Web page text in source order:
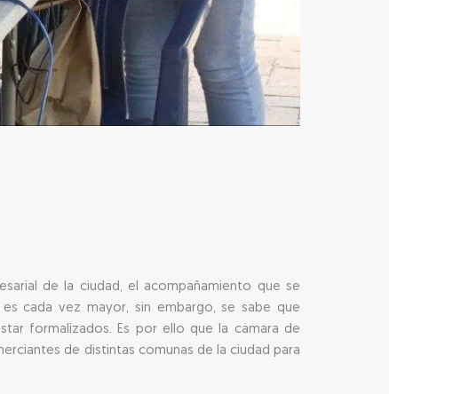
de la ciudad, el acompañamiento que se
cada vez mayor, sin embargo, se sabe que
formalizados. Es por ello que la cámara de
de distintas comunas de la ciudad para